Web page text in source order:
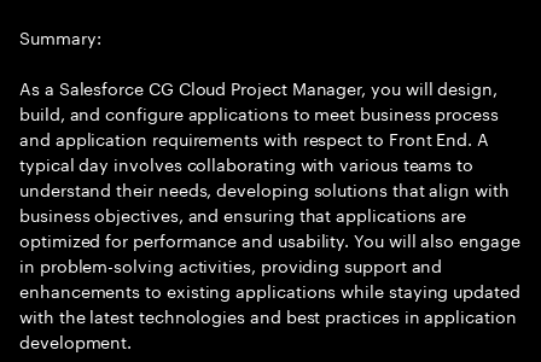
Summary:
As a Salesforce CG Cloud Project Manager, you will design,
build, and configure applications to meet business process
and application requirements with respect to Front End. A
typical day involves collaborating with various teams to
understand their needs, developing solutions that align with
business objectives, and ensuring that applications are
optimized for performance and usability. You will also engage
in problem-solving activities, providing support and
enhancements to existing applications while staying updated
with the latest technologies and best practices in application
development.